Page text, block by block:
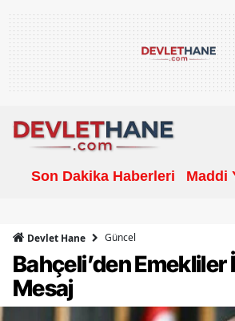
Son Dakika Haberleri Maddi
Devlet Hane Güncel
Bahçeli’den Emekliler
Mesaj